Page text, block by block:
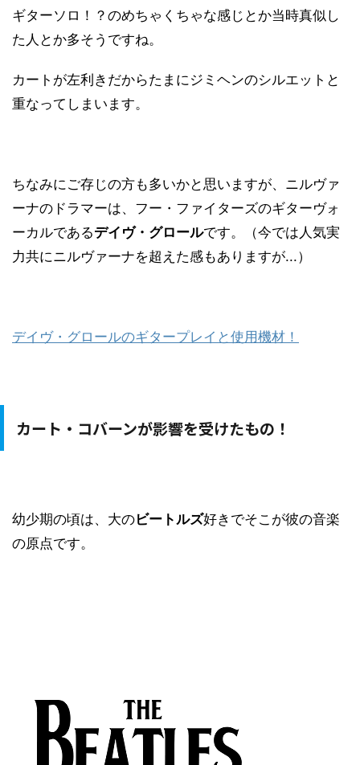
ギターソロ！？のめちゃくちゃな感じとか当時真似し
た人とか多そうですね。
カートが左利きだからたまにジミヘンのシルエットと
重なってしまいます。
ちなみにご存じの方も多いかと思いますが、ニルヴァ
ーナのドラマーは、フー・ファイターズのギターヴォ
ーカルであるデイヴ・グロールです。（今では人気実
力共にニルヴァーナを超えた感もありますが...）
デイヴ・グロールのギタープレイと使用機材！
カート・コバーンが影響を受けたもの！
幼少期の頃は、大のビートルズ好きでそこが彼の音楽
の原点です。